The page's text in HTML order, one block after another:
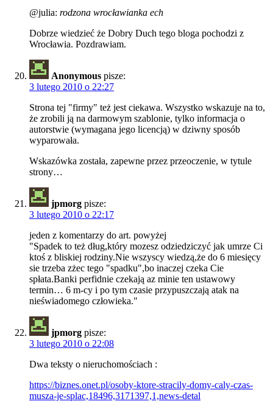
@julia: rodzona wrocławianka ech
Dobrze wiedzieć że Dobry Duch tego bloga pochodzi z
Wrocławia. Pozdrawiam.
Anonymous pisze:
3 lutego 2010 o 22:27
Strona tej "firmy" też jest ciekawa. Wszystko wskazuje na to,
że zrobili ją na darmowym szablonie, tylko informacja o
autorstwie (wymagana jego licencją) w dziwny sposób
wyparowała.
Wskazówka została, zapewne przez przeoczenie, w tytule
strony…
jpmorg pisze:
3 lutego 2010 o 22:17
jeden z komentarzy do art. powyżej
"Spadek to też dług,który mozesz odziedziczyć jak umrze Ci
ktoś z bliskiej rodziny.Nie wszyscy wiedzą,że do 6 miesięcy
sie trzeba zżec tego "spadku",bo inaczej czeka Cie
spłata.Banki perfidnie czekają az minie ten ustawowy
termin… 6 m-cy i po tym czasie przypuszczają atak na
nieświadomego człowieka."
jpmorg pisze:
3 lutego 2010 o 22:08
Dwa teksty o nieruchomościach :
https://biznes.onet.pl/osoby-ktore-stracily-domy-caly-czas-
musza-je-splac,18496,3171397,1,news-detal